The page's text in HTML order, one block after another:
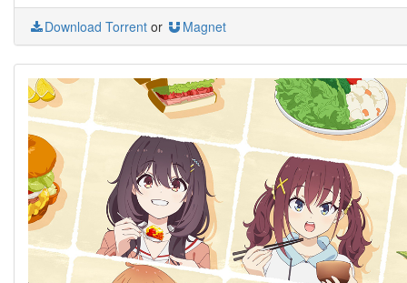
Download Torrent or Magnet